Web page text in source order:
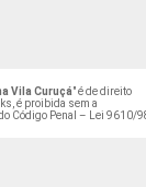
Vila Curuçá" é de direito
é proibida sem a
Código Penal –
Lei 9610/